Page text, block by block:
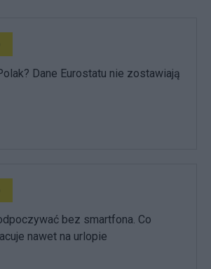
Dane Eurostatu nie zostawiają
bez smartfona. Co
nawet na urlopie